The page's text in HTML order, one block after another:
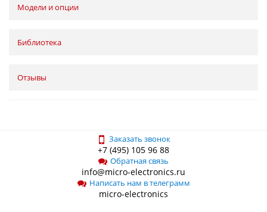
Модели и опции
Библиотека
Отзывы
Заказать звонок
+7 (495) 105 96 88
Обратная связь
info@micro-electronics.ru
Написать нам в телеграмм
micro-electronics